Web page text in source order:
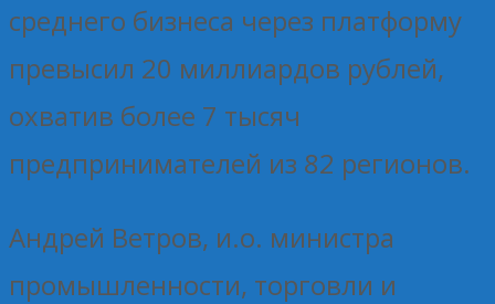
среднего бизнеса через платформу
превысил 20 миллиардов рублей,
охватив более 7 тысяч
предпринимателей из 82 регионов.
Андрей Ветров, и.о. министра
промышленности, торговли и